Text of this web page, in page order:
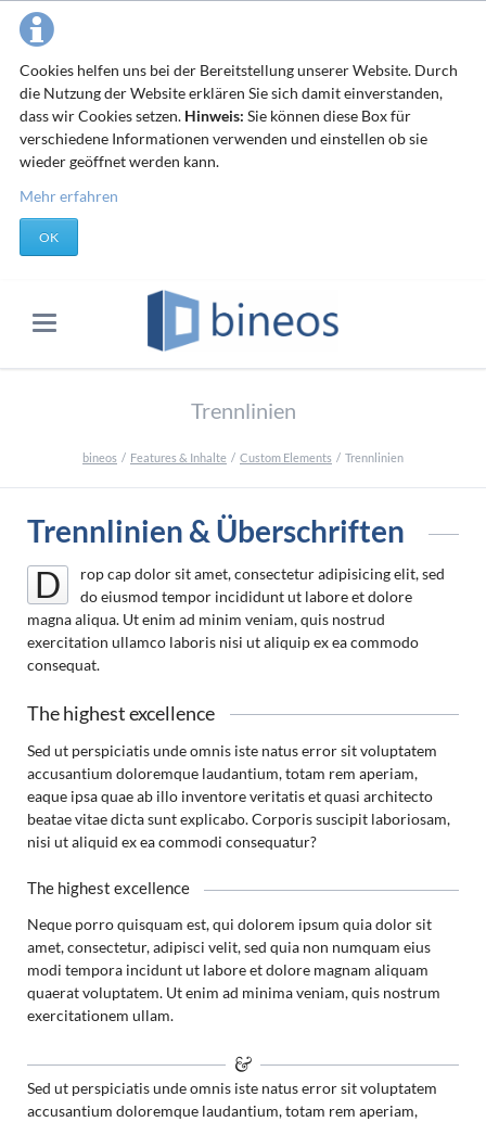
Cookies helfen uns bei der Bereitstellung unserer Website. Durch
die Nutzung der Website erklären Sie sich damit einverstanden,
dass wir Cookies setzen. Hinweis: Sie können diese Box für
verschiedene Informationen verwenden und einstellen ob sie
wieder geöffnet werden kann.
Mehr erfahren
OK
Trennlinien
bineos Features & Inhalte Custom Elements Trennlinien
Trennlinien & Überschriften
D
rop cap dolor sit amet, consectetur adipisicing elit, sed
do eiusmod tempor incididunt ut labore et dolore
magna aliqua. Ut enim ad minim veniam, quis nostrud
exercitation ullamco laboris nisi ut aliquip ex ea commodo
consequat.
The highest excellence
Sed ut perspiciatis unde omnis iste natus error sit voluptatem
accusantium doloremque laudantium, totam rem aperiam,
eaque ipsa quae ab illo inventore veritatis et quasi architecto
beatae vitae dicta sunt explicabo. Corporis suscipit laboriosam,
nisi ut aliquid ex ea commodi consequatur?
The highest excellence
Neque porro quisquam est, qui dolorem ipsum quia dolor sit
amet, consectetur, adipisci velit, sed quia non numquam eius
modi tempora incidunt ut labore et dolore magnam aliquam
quaerat voluptatem. Ut enim ad minima veniam, quis nostrum
exercitationem ullam.
Sed ut perspiciatis unde omnis iste natus error sit voluptatem
accusantium doloremque laudantium, totam rem aperiam,